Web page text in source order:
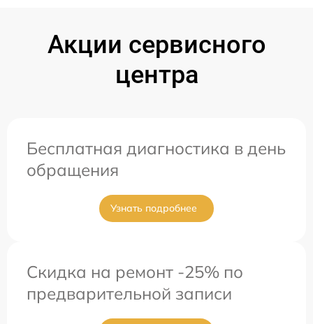
Акции сервисного
центра
Бесплатная диагностика в день
обращения
Узнать подробнее
Скидка на ремонт -25% по
предварительной записи